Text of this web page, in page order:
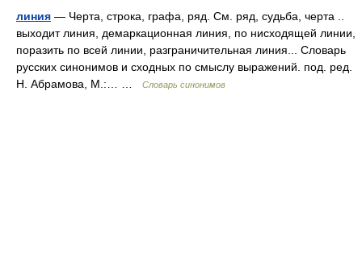
линия — Черта, строка, графа, ряд. См. ряд, судьба, черта ..
выходит линия, демаркационная линия, по нисходящей линии,
поразить по всей линии, разграничительная линия... Словарь
русских синонимов и сходных по смыслу выражений. под. ред.
Н. Абрамова, М.:… …
Словарь синонимов